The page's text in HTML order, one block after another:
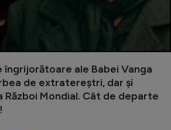
îngrijorătoare ale Babei Vanga
de extratereștri, dar și
Război Mondial. Cât de departe